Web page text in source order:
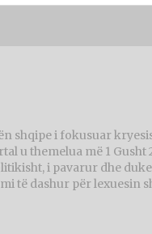
shqipe i fokusuar
u themelua më 1 Gusht
i pavarur dhe
të dashur për lexuesin